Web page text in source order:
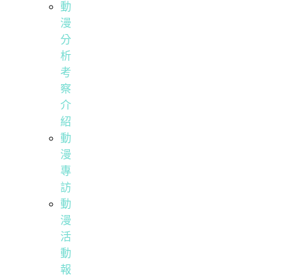
動
漫
分
析
考
察
介
紹
動
漫
專
訪
動
漫
活
動
報